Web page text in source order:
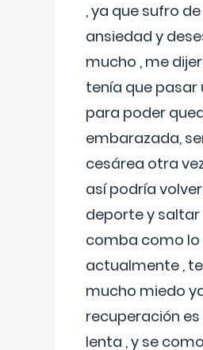
, ya que sufro de
ansiedad y
mucho , me
tenía que pasar
para poder
embarazada,
cesárea otra
así podría
deporte y saltar
comba como lo
actualmente ,
mucho miedo
recuperación
lenta , y se